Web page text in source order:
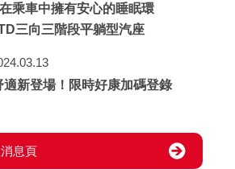
乘車中擁有安心的睡眠環
三向三階段平躺型汽座
新登場！限時好康加碼登錄
息頁